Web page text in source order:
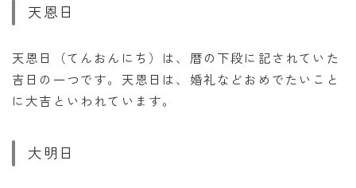
天恩日
天恩日（てんおんにち）は、暦の下段に記されていた
吉日の一つです。天恩日は、婚礼などおめでたいこと
に大吉といわれています。
大明日